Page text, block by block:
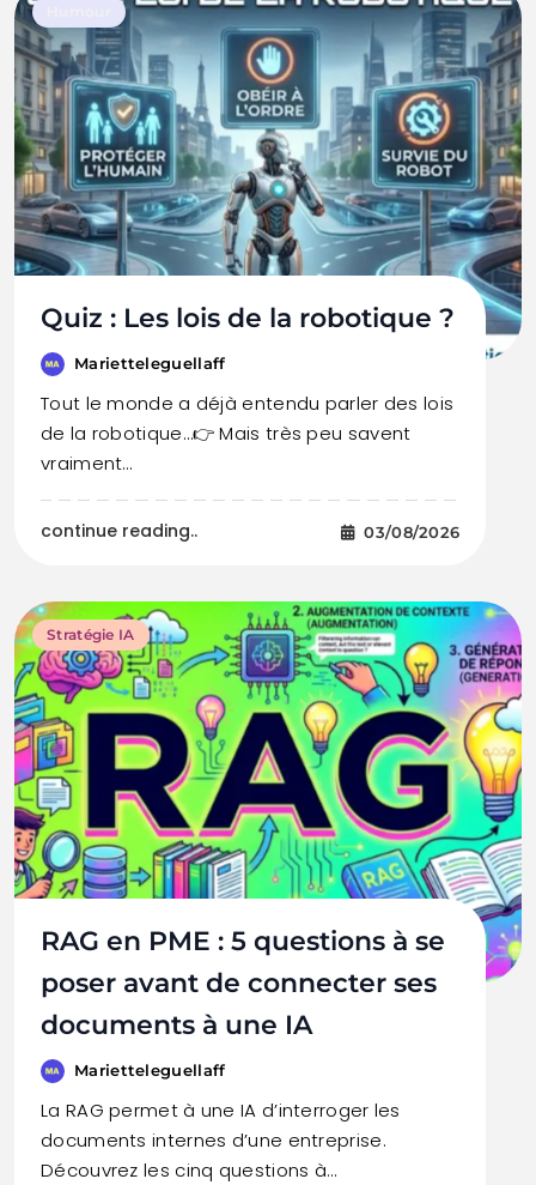
Quiz : Les lois de la robotique ?
Marietteleguellaff
Tout le monde a déjà entendu parler des lois
de la robotique…👉 Mais très peu savent
vraiment…
continue reading.. 03/08/2026
Stratégie IA
RAG en PME : 5 questions à se
poser avant de connecter ses
documents à une IA
Marietteleguellaff
La RAG permet à une IA d’interroger les
documents internes d’une entreprise.
Découvrez les cinq questions à…